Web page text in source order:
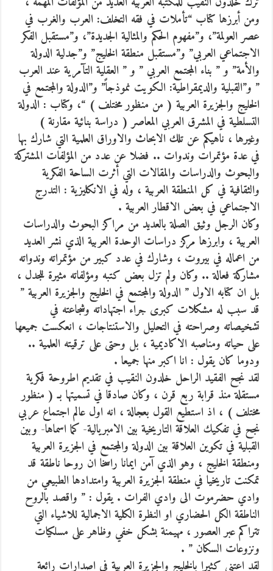
ومن أبرزها كتاب “تأملات في فقه التخلف: العرب والغرب في
عصر العولمة”، و”مفهوم الحكم والمثالية الجديدة”، و”مستقبل الفكر
الاجتماعي العربي” و”مستقبل منطقة الخليج” و”جدلية الدولة
والأمة” و ” بناء المجتمع العربي ” و ” العقلية التآمرية عند العرب
” و”القبلية والديمقراطية: الكويت نموذجاً” و”الدولة والمجتمع في
الخليج والجزيرة العربية ( من منظور مختلف ) “، وكتاب : الدولة
التسلطية في المشرق العربي المعاصر ( دراسة بنائية مقارنة )
وغيرها ، ناهيكم عن تلك الابحاث والاوراق العلمية التي شارك بها
في عدة مؤتمرات وندوات .. فضلا عن عدد من المؤلفات المشتركة
والبحوث والدراسات والمقالات التي أثرت الساحة الفكرية
والثقافية في كل المنطقة العربية ، وله في الانكليزية : التدرج
الاجتماعي في بعض الاقطار العربية .
وكان الرجل وثيق الصلة بالعديد من مراكز البحوث والدراسات
العربية ، وابرزها مركز دراسات الوحدة العربية الذي نشر العديد
من اعماله في بيروت ، وشارك في عدد كبير من مؤتمراته وندواته
مشاركة فعالة .. وكان ولم تزل بعض كتبه ومؤلفاته مثيرة للجدل ،
بل ان كتابه الاول ” الدولة والمجتمع في الخليج والجزيرة العربية ”
قد سبب له مشكلات كبرى جراء اجتهاداته وشجاعته في
تشخيصاته وصراحته في التحليل والاستنتاجات ، انعكست جميعها
على حياته ومناصبه الاكاديمية ، بل وحتى على ترقيته العلمية ..
ودوما كان يقول : انا اكبر منها جميعا .
لقد نجح الفقيد الراحل خلدون النقيب في تقديم اطروحة فكرية
مستقلة منذ قرابة ربع قرن ، وكان صادقا في تسميتها بـ ( منظور
مختلف ) ، اذ استطيع القول بعجالة ، انه اول عالم اجتماع عربي
نجح في تفكيك العلاقة التاريخية بين الامبريالية- كما اسماها- وبين
القبلية في تكوين العلاقة بين الدولة والمجتمع في الجزيرة العربية
ومنطقة الخليج ، وهو الذي آمن ايمانا راسخا ان روحا ناطقة قد
تمكنت تاريخيا في منطقة الجزيرة العربية وامتدادها الطبيعي من
وادي حضرموت الى وادي الفرات . يقول : ” واقصد بالروح
الناطقة الكل الحضاري او النظرة الكلية الاجمالية للاشياء التي
تتراكم عبر العصور ، مهيمنة بشكل خفي وظاهر على مسلكيات
ونزوعات السكان ” .
لقد اعتنى كثيرا بالخليج والجزيرة العربية في اصدارات رائعة